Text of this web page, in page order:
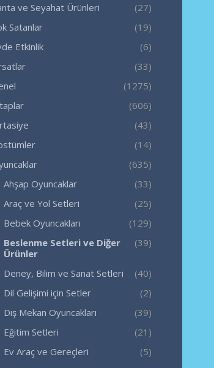
ve Seyahat Ürünleri
(27)
Satanlar
(19)
Etkinlik
(6)
(33)
(1275)
(606)
(43)
(14)
(635)
Ahşap Oyuncaklar
(33)
Araç ve Yol Setleri
(25)
Bebek Oyuncakları
(129)
Beslenme Setleri ve Diğer
Ürünler
(39)
Deney, Bilim ve Sanat Setleri
(40)
Dil Gelişimi için Setler
(2)
Dış Mekan Oyuncakları
(39)
Eğitim Setleri
(21)
Ev Araç ve Gereçleri
(5)